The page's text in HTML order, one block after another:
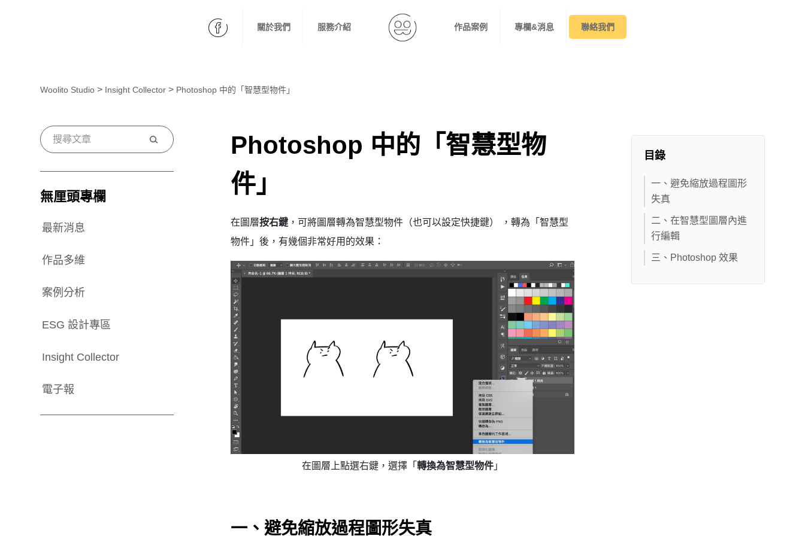
關於我們 服務介紹 作品案例 專欄&消息 聯絡我們
Woolito Studio > Insight Collector > Photoshop 中的「智慧型物件」
搜
無厘頭專欄
最新消息
作品多維
案例分析
ESG 設計專區
Insight Collector
電子報
Photoshop 中的「智慧型物
件」
在圖層按右鍵，可將圖層轉為智慧型物件（也可以設定快捷鍵） ，轉為「智慧型
物件」後，有幾個非常好用的效果：
在圖層上點選右鍵，選擇「 轉換為智慧型物件」
一、避免縮放過程圖形失真
目錄
一、避免縮放過程圖形
失真
二、在智慧型圖層內進
行編輯
三、Photoshop 效果